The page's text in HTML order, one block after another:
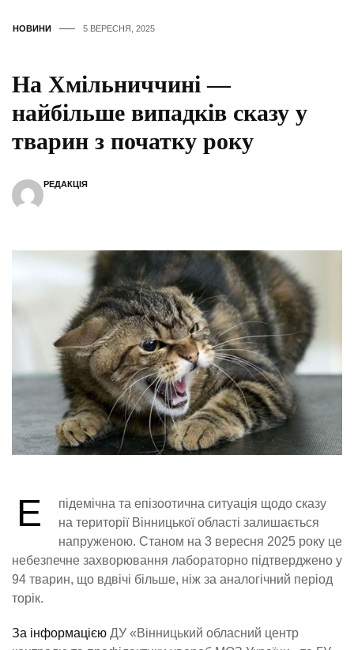
НОВИНИ 5 ВЕРЕСНЯ, 2025
На Хмільниччині —
найбільше випадків сказу у
тварин з початку року
РЕДАКЦІЯ
Е
підемічна та епізоотична ситуація щодо сказу
на території Вінницької області залишається
напруженою. Станом на 3 вересня 2025 року це
небезпечне захворювання лабораторно підтверджено у
94 тварин, що вдвічі більше, ніж за аналогічний період
торік.
За інформацією ДУ «Вінницький обласний центр